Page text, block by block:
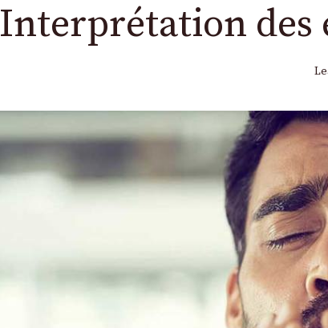
Interprétation des